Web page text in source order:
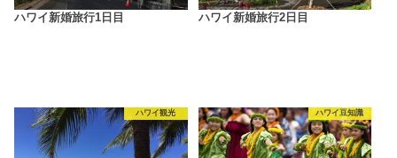
ハワイ新婚旅行1日目 ハワイ新婚旅行2日目
ハワイ観光 ハワイ豆知識